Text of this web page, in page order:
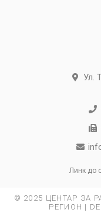
Ул.
Линк до
© 2025 ЦЕНТАР ЗА
РЕГИОН |